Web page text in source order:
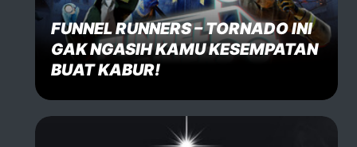
Name *
Email *
FUNNEL RUNNERS – TORNADO INI
GAK NGASIH KAMU KESEMPATAN
BUAT KABUR!